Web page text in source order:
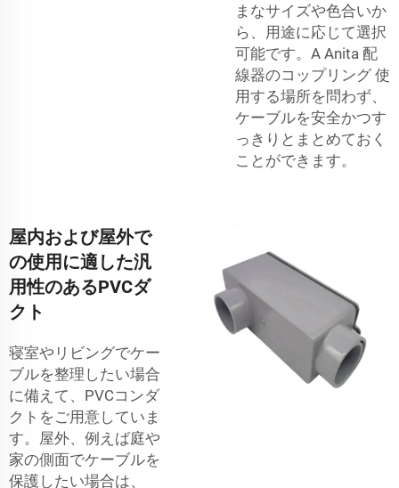
まなサイズや色合いか
ら、用途に応じて選択
可能です。A Anita 配
線器のコップリング 使
用する場所を問わず、
ケーブルを安全かつす
っきりとまとめておく
ことができます。
屋内および屋外で
の使用に適した汎
用性のあるPVCダ
クト
寝室やリビングでケー
ブルを整理したい場合
に備えて、PVCコンダ
クトをご用意していま
す。屋外、例えば庭や
家の側面でケーブルを
保護したい場合は、